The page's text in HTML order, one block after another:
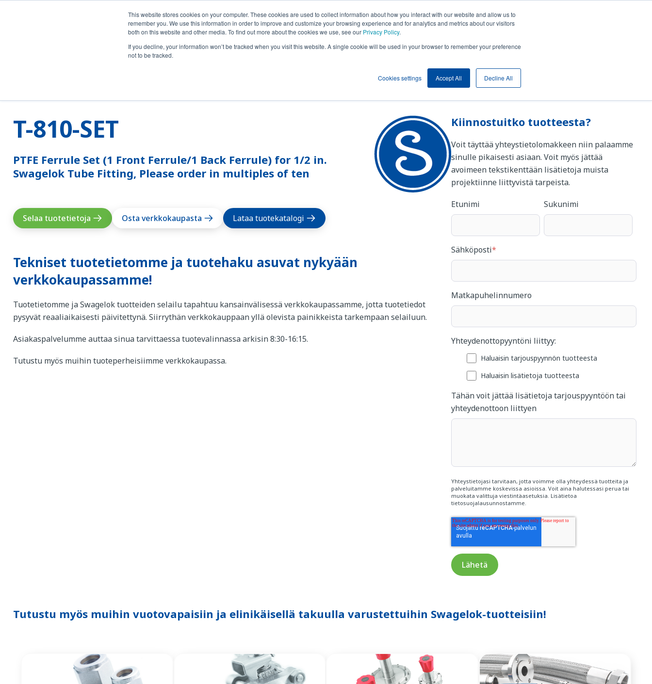
This website stores cookies on your computer. These cookies are used to collect information about how you interact with our website and allow us to
remember you. We use this information in order to improve and customize your browsing experience and for analytics and metrics about our visitors
both on this website and other media. To find out more about the cookies we use, see our Privacy Policy.
If you decline, your information won’t be tracked when you visit this website. A single cookie will be used in your browser to remember your preference
not to be tracked.
Cookies settings Accept All Decline All
Resurssit
Koivulehdontie 3a, Vantaa | +358 9 777 1110 | info@swagelok.fi
T-810-SET
PTFE Ferrule Set (1 Front Ferrule/1 Back Ferrule) for 1/2 in.
Swagelok Tube Fitting, Please order in multiples of ten
Selaa tuotetietoja Osta verkkokaupasta Lataa tuotekatalogi
Tekniset tuotetietomme ja tuotehaku asuvat nykyään
verkkokaupassamme!
Tuotetietomme ja Swagelok tuotteiden selailu tapahtuu kansainvälisessä verkkokaupassamme, jotta tuotetiedot
pysyvät reaaliaikaisesti päivitettynä. Siirrythän verkkokauppaan yllä olevista painikkeista tarkempaan selailuun.
Asiakaspalvelumme auttaa sinua tarvittaessa tuotevalinnassa arkisin 8:30-16:15.
Tutustu myös muihin tuoteperheisiimme verkkokaupassa.
Kiinnostuitko tuotteesta?
Voit täyttää yhteystietolomakkeen niin palaamme
sinulle pikaisesti asiaan. Voit myös jättää
avoimeen tekstikenttään lisätietoja muista
projektiinne liittyvistä tarpeista.
Etunimi Sukunimi
Sähköposti*
Matkapuhelinnumero
Yhteydenottopyyntöni liittyy:
Haluaisin tarjouspyynnön tuotteesta
Haluaisin lisätietoja tuotteesta
Tähän voit jättää lisätietoja tarjouspyyntöön tai
yhteydenottoon liittyen
Yhteystietojasi tarvitaan, jotta voimme olla yhteydessä tuotteita ja
palveluitamme koskevissa asioissa. Voit aina halutessasi perua tai
muokata valittuja viestintäasetuksia. Lisätietoa
tietosuojalausunnostamme
Tutustu myös muihin vuotovapaisiin ja elinikäisellä takuulla varustettuihin Swagelok-tuotteisiin!